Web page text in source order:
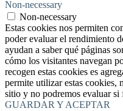
Non-necessary
Non-necessary
Estas cookies nos permiten
poder evaluar el rendimiento
ayudan a saber qué páginas
cómo los visitantes navegan
recogen estas cookies es
permite utilizar estas cookies,
sitio y no podremos evaluar si
GUARDAR Y ACEPTAR